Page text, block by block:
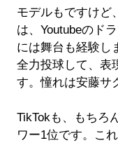
モデルもですけど
は、Youtubeのド
には舞台も経験し
全力投球して、表
す。憧れは安藤サ
TikTokも、もちろ
ワー1位です。こ